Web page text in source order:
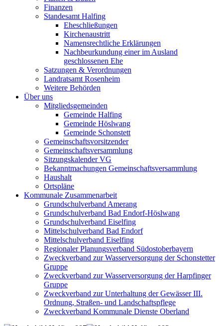
Finanzen
Standesamt Halfing
Eheschließungen
Kirchenaustritt
Namensrechtliche Erklärungen
Nachbeurkundung einer im Ausland
geschlossenen Ehe
Satzungen & Verordnungen
Landratsamt Rosenheim
Weitere Behörden
Über uns
Mitgliedsgemeinden
Gemeinde Halfing
Gemeinde Höslwang
Gemeinde Schonstett
Gemeinschaftsvorsitzender
Gemeinschaftsversammlung
Sitzungskalender VG
Bekanntmachungen Gemeinschaftsversammlung
Haushalt
Ortspläne
Kommunale Zusammenarbeit
Grundschulverband Amerang
Grundschulverband Bad Endorf-Höslwang
Grundschulverband Eiselfing
Mittelschulverband Bad Endorf
Mittelschulverband Eiselfing
Regionaler Planungsverband Südostoberbayern
Zweckverband zur Wasserversorgung der Schonstetter
Gruppe
Zweckverband zur Wasserversorgung der Harpfinger
Gruppe
Zweckverband zur Unterhaltung der Gewässer III.
Ordnung, Straßen- und Landschaftspflege
Zweckverband Kommunale Dienste Oberland